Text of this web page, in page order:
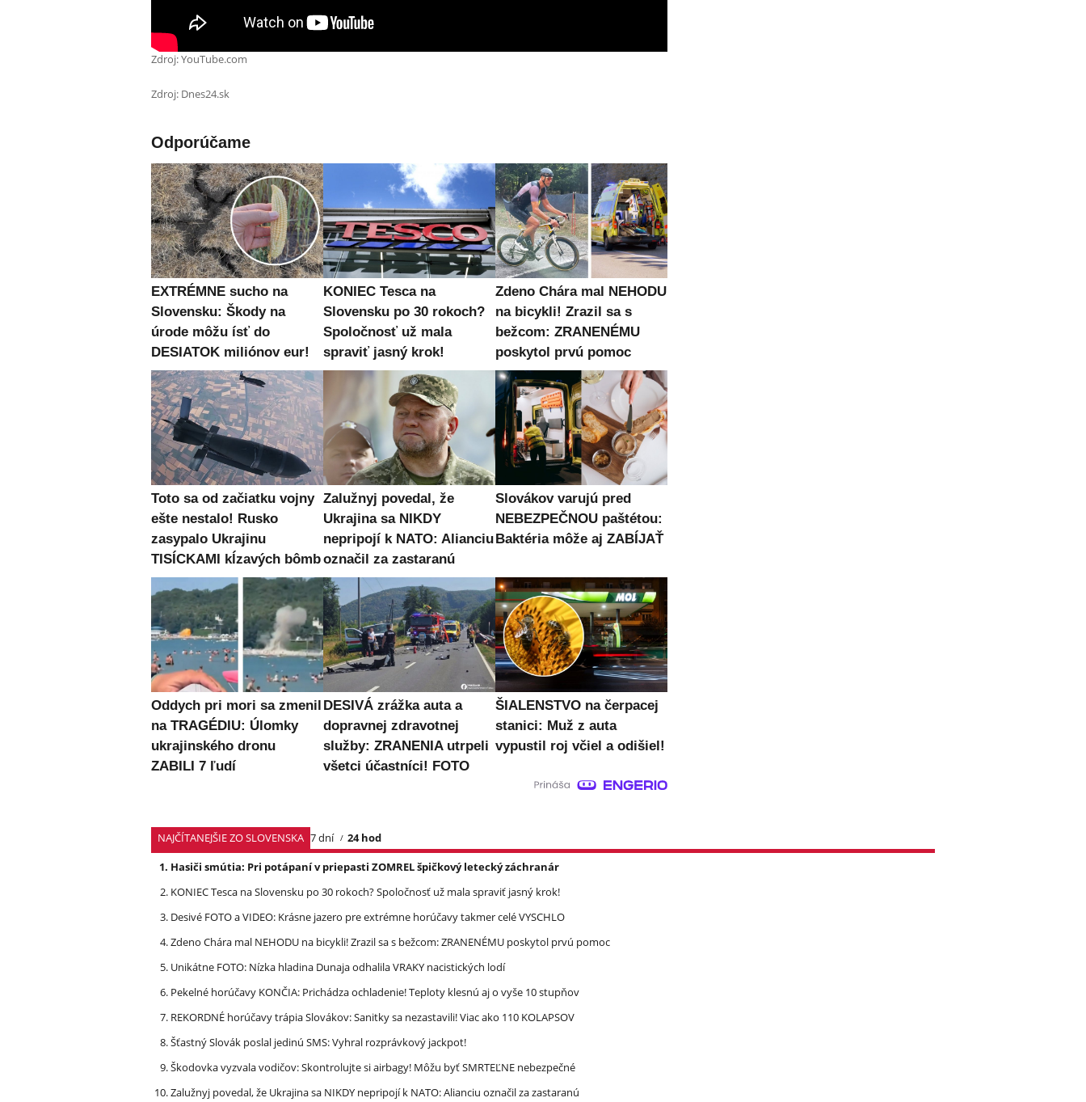
Zdroj: YouTube.com
Zdroj: Dnes24.sk
Odporúčame
EXTRÉMNE sucho na
Slovensku: Škody na
úrode môžu ísť do
DESIATOK miliónov eur!
KONIEC Tesca na
Slovensku po 30 rokoch?
Spoločnosť už mala
spraviť jasný krok!
Zdeno Chára mal NEHODU
na bicykli! Zrazil sa s
bežcom: ZRANENÉMU
poskytol prvú pomoc
Toto sa od začiatku vojny
ešte nestalo! Rusko
zasypalo Ukrajinu
TISÍCKAMI kĺzavých bômb
Zalužnyj povedal, že
Ukrajina sa NIKDY
nepripojí k NATO: Alianciu
označil za zastaranú
Slovákov varujú pred
NEBEZPEČNOU paštétou:
Baktéria môže aj ZABÍJAŤ
Oddych pri mori sa zmenil
na TRAGÉDIU: Úlomky
ukrajinského dronu
ZABILI 7 ľudí
DESIVÁ zrážka auta a
dopravnej zdravotnej
služby: ZRANENIA utrpeli
všetci účastníci! FOTO
ŠIALENSTVO na čerpacej
stanici: Muž z auta
vypustil roj včiel a odišiel!
NAJČÍTANEJŠIE ZO SLOVENSKA 7 dní
24 hod
Hasiči smútia: Pri potápaní v priepasti ZOMREL špičkový letecký záchranár
KONIEC Tesca na Slovensku po 30 rokoch? Spoločnosť už mala spraviť jasný krok!
Desivé FOTO a VIDEO: Krásne jazero pre extrémne horúčavy takmer celé VYSCHLO
Zdeno Chára mal NEHODU na bicykli! Zrazil sa s bežcom: ZRANENÉMU poskytol prvú pomoc
Unikátne FOTO: Nízka hladina Dunaja odhalila VRAKY nacistických lodí
Pekelné horúčavy KONČIA: Prichádza ochladenie! Teploty klesnú aj o vyše 10 stupňov
REKORDNÉ horúčavy trápia Slovákov: Sanitky sa nezastavili! Viac ako 110 KOLAPSOV
Šťastný Slovák poslal jedinú SMS: Vyhral rozprávkový jackpot!
Škodovka vyzvala vodičov: Skontrolujte si airbagy! Môžu byť SMRTEĽNE nebezpečné
Zalužnyj povedal, že Ukrajina sa NIKDY nepripojí k NATO: Alianciu označil za zastaranú